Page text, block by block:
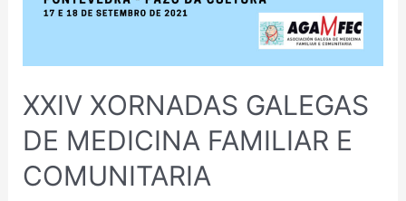
XXIV XORNADAS GALEGAS
DE MEDICINA FAMILIAR E
COMUNITARIA